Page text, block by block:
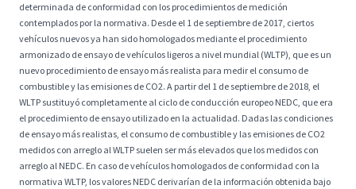
determinada de conformidad con los procedimientos de medición
contemplados por la normativa. Desde el 1 de septiembre de 2017, ciertos
vehículos nuevos ya han sido homologados mediante el procedimiento
armonizado de ensayo de vehículos ligeros a nivel mundial (WLTP), que es un
nuevo procedimiento de ensayo más realista para medir el consumo de
combustible y las emisiones de CO2. A partir del 1 de septiembre de 2018, el
WLTP sustituyó completamente al ciclo de conducción europeo NEDC, que era
el procedimiento de ensayo utilizado en la actualidad. Dadas las condiciones
de ensayo más realistas, el consumo de combustible y las emisiones de CO2
medidos con arreglo al WLTP suelen ser más elevados que los medidos con
arreglo al NEDC. En caso de vehículos homologados de conformidad con la
normativa WLTP, los valores NEDC derivarían de la información obtenida bajo